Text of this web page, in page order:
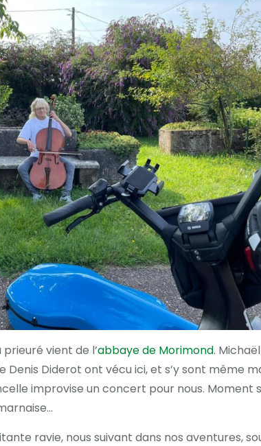
vient de l’abbaye de Morimond.
Diderot ont vécu ici, et s’y sont même
improvise un concert pour nous. Moment
ravie, nous suivant dans nos aventures,